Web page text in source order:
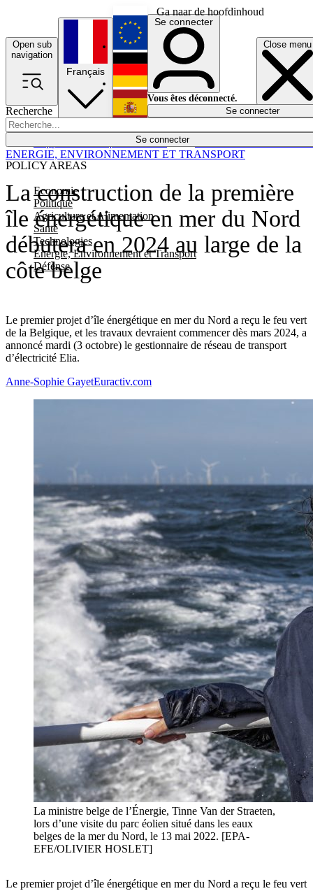
Ga naar de hoofdinhoud
Open sub
navigation
Close menu
Recherche
Se connecter
POLICY AREAS
Economie
Politique
Agriculture et Alimentation
Santé
Technologies
Energie, Environnement et Transport
Défense
Économie
Français
English
Deutsch
Español
Se connecter
Vous êtes déconnecté.
Se connecter
La construction de la première
île énergétique en mer du Nord
débutera en 2024 au large de la
côte belge
Le premier projet d’île énergétique en mer du Nord a reçu le feu vert
de la Belgique, et les travaux devraient commencer dès mars 2024, a
annoncé mardi (3 octobre) le gestionnaire de réseau de transport
d’électricité Elia.
ENERGIE, ENVIRONNEMENT ET TRANSPORT
Anne-Sophie GayetEuractiv.com
La ministre belge de l’Énergie, Tinne Van der Straeten,
lors d’une visite du parc éolien situé dans les eaux
belges de la mer du Nord, le 13 mai 2022. [EPA-
EFE/OLIVIER HOSLET]
Le premier projet d’île énergétique en mer du Nord a reçu le feu vert